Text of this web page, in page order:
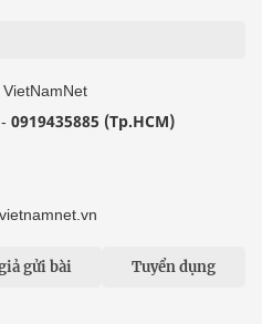
- 0919435885 (Tp.HCM)
gửi bài Tuyển dụng